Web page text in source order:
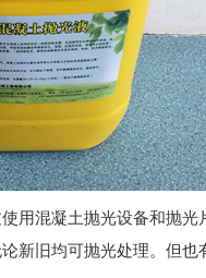
用混凝土抛光设备和抛
新旧均可抛光处理。但也